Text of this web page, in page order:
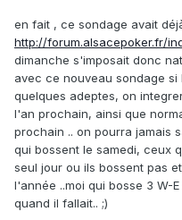
en fait , ce sondage avait
http://forum.alsacepoker.fr/
dimanche s'imposait donc
avec ce nouveau sondage
quelques adeptes, on
l'an prochain, ainsi que
prochain .. on pourra jamais
qui bossent le samedi, ceux
seul jour ou ils bossent pas
l'année ..moi qui bosse 3 W-
quand il fallait.. ;)